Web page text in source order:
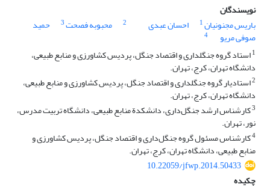
نویسندگان
باریس مجنونیان1 احسان عبدی 2 محبوبه فصحت3 حمید
صوفی مریو
4
1استاد گروه جنگل‏‏داری و اقتصاد جنگل، پردیس کشاورزی و منابع ‏طبیعی،
دانشگاه تهران، کرج، تهران.
2استادیار گروه جنگل‏‏داری و اقتصاد جنگل، پردیس کشاورزی و منابع ‏طبیعی،
دانشگاه تهران، کرج، تهران.
3کارشناس ارشد جنگل‌داری، دانشکدة منابع ‏طبیعی، دانشگاه تربیت ‏مدرس،
نور، تهران.
4کارشناس مسئول گروه جنگل‌داری و اقتصاد جنگل، پردیس کشاورزی و
منابع ‏طبیعی، دانشگاه تهران، کرج، تهران.
10.22059/jfwp.2014.50433
چکیده